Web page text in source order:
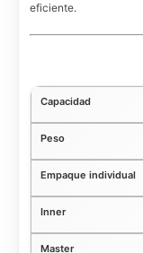
eficiente.
Capacidad
Peso
Empaque individual
Inner
Master